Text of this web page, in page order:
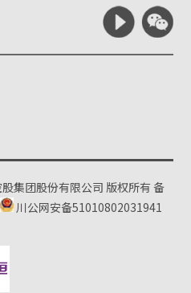
集团股份有限公司 版权所有备
川公网安备51010802031941